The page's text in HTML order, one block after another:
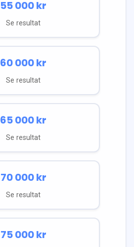
55 000kr
Se resultat
60 000kr
Se resultat
65 000kr
Se resultat
70 000kr
Se resultat
75 000kr